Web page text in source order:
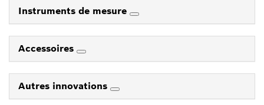
Instruments de mesure
Accessoires
Autres innovations